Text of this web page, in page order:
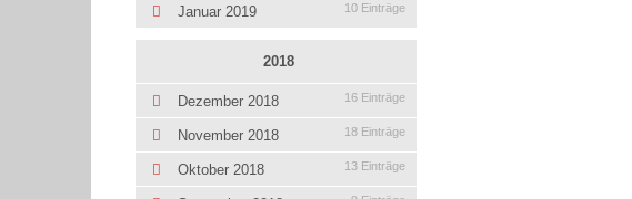
Januar 2019 10 Einträge
2018
Dezember 2018 16 Einträge
November 2018 18 Einträge
Oktober 2018 13 Einträge